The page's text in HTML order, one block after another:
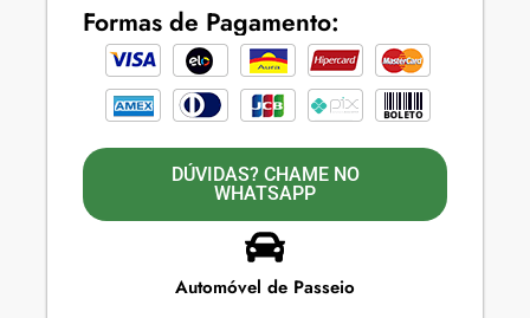
Formas de Pagamento:
DÚVIDAS? CHAME NO
WHATSAPP
Automóvel de Passeio